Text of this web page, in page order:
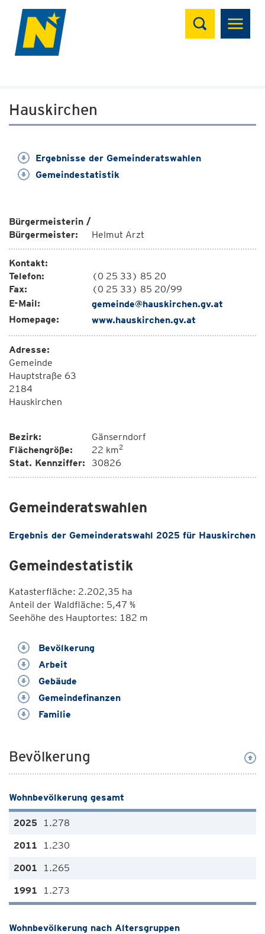
Suchen
Hauskirchen
Ergebnisse der Gemeinderatswahlen
Gemeindestatistik
Bürgermeisterin /
Bürgermeister:
Helmut Arzt
Kontakt:
Telefon:
(0 25 33) 85 20
Fax:
(0 25 33) 85 20/99
E-Mail:
gemeinde@hauskirchen.gv.at
Homepage:
www.hauskirchen.gv.at
Adresse:
Gemeinde
Hauptstraße 63
2184
Hauskirchen
Bezirk:
Gänserndorf
Flächengröße:
22 km2
Stat. Kennziffer: 30826
Gemeinderatswahlen
Ergebnis der Gemeinderatswahl 2025 für Hauskirchen
Gemeindestatistik
Katasterfläche: 2.202,35 ha
Anteil der Waldfläche: 5,47 %
Seehöhe des Hauptortes: 182 m
Bevölkerung
Arbeit
Gebäude
Gemeindefinanzen
Familie
Bevölkerung
Wohnbevölkerung gesamt
1.278
1.230
1.265
1.273
Wohnbevölkerung nach Altersgruppen